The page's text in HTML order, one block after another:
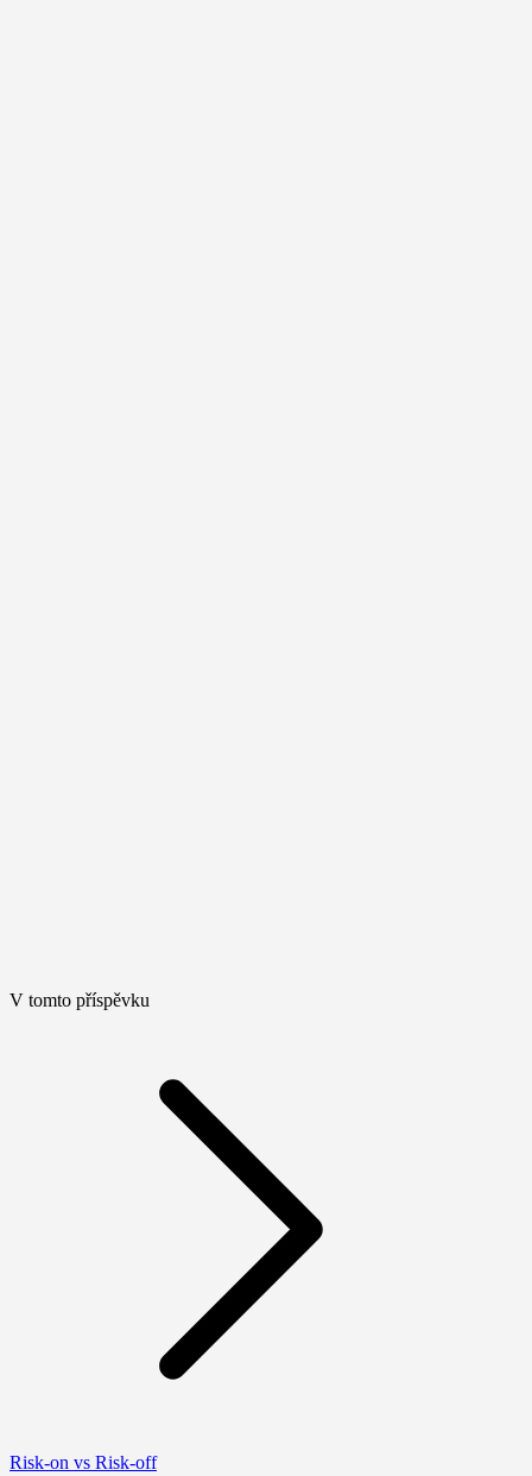
V tomto příspěvku
Risk-on vs Risk-off